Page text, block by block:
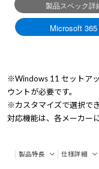
※Windows 11 セットア
ウントが必要です。
※カスタマイズで選択で
対応機能は、各メーカー
製品特長 仕様詳細